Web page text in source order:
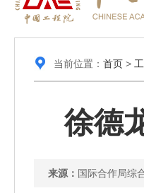
当前位置： 首页>
徐德
来源： 国际合作局